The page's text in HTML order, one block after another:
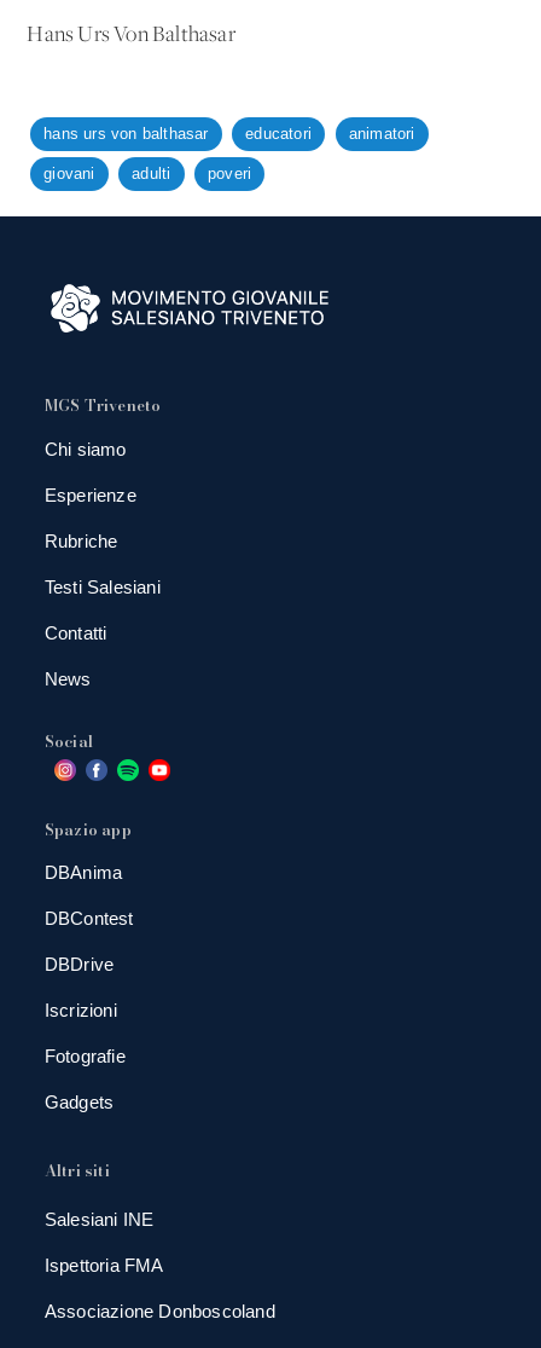
Hans Urs Von Balthasar
hans urs von balthasar educatori animatori
giovani adulti poveri
MGS Triveneto
Chi siamo
Esperienze
Rubriche
Testi Salesiani
Contatti
News
Social
Spazio app
DBAnima
DBContest
DBDrive
Iscrizioni
Fotografie
Gadgets
Altri siti
Salesiani INE
Ispettoria FMA
Associazione Donboscoland